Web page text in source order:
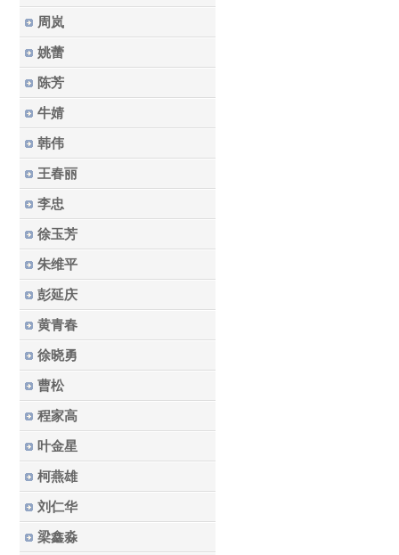
周岚
姚蕾
陈芳
牛婧
韩伟
王春丽
李忠
徐玉芳
朱维平
彭延庆
黄青春
徐晓勇
曹松
程家高
叶金星
柯燕雄
刘仁华
梁鑫淼